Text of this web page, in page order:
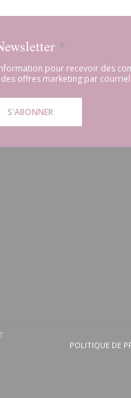
*
pour recevoir des
offres marketing par courriel.
S'ABONNER
une nouvelle
((ouvre une
POLITIQUE DE